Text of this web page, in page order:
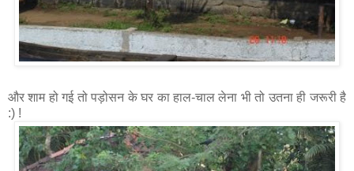
और शाम हो गई तो पड़ोसन के घर का हाल-चाल लेना भी तो उतना ही जरूरी है
:) !